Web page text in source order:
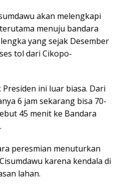
akan melengkapi
menuju bandara
yang sejak Desember
tol dari Cikopo-
ini luar biasa. Dari
6 jam sekarang bisa 70-
45 menit ke Bandara
peresmian menuturkan
karena kendala di
lahan.